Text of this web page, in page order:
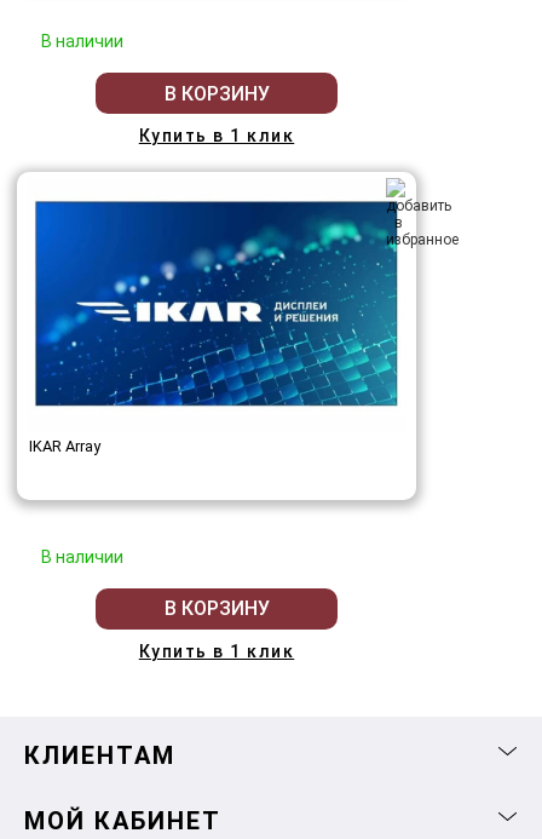
В наличии
В КОРЗИНУ
Купить в 1 клик
IKAR Array
В наличии
В КОРЗИНУ
Купить в 1 клик
КЛИЕНТАМ
МОЙ КАБИНЕТ